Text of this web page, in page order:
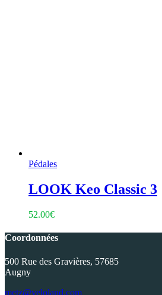
Pédales
LOOK Keo Classic 3
52.00€
Coordonnées
500 Rue des Gravières, 57685
Augny
metz@veloland.com